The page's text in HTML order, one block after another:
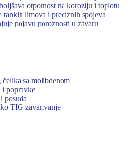
otpornost na koroziju i toplotu
tankih limova i preciznih spojeva
pojavu poroznosti u zavaru
čelika sa molibdenom
i popravke
posuda
TIG zavarivanje